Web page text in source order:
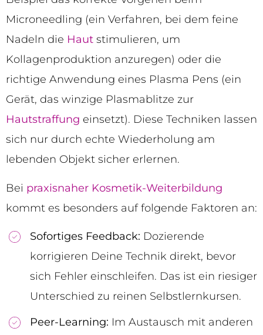
Microneedling (ein Verfahren, bei dem feine
Nadeln die Haut stimulieren, um
Kollagenproduktion anzuregen) oder die
richtige Anwendung eines Plasma Pens (ein
Gerät, das winzige Plasmablitze zur
Hautstraffung einsetzt). Diese Techniken lassen
sich nur durch echte Wiederholung am
lebenden Objekt sicher erlernen.
Bei praxisnaher Kosmetik-Weiterbildung
kommt es besonders auf folgende Faktoren an:
Sofortiges Feedback: Dozierende
korrigieren Deine Technik direkt, bevor
sich Fehler einschleifen. Das ist ein riesiger
Unterschied zu reinen Selbstlernkursen.
Peer-Learning: Im Austausch mit anderen